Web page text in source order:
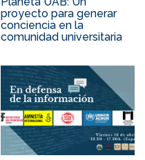
proyecto para generar
conciencia en la
comunidad universitaria